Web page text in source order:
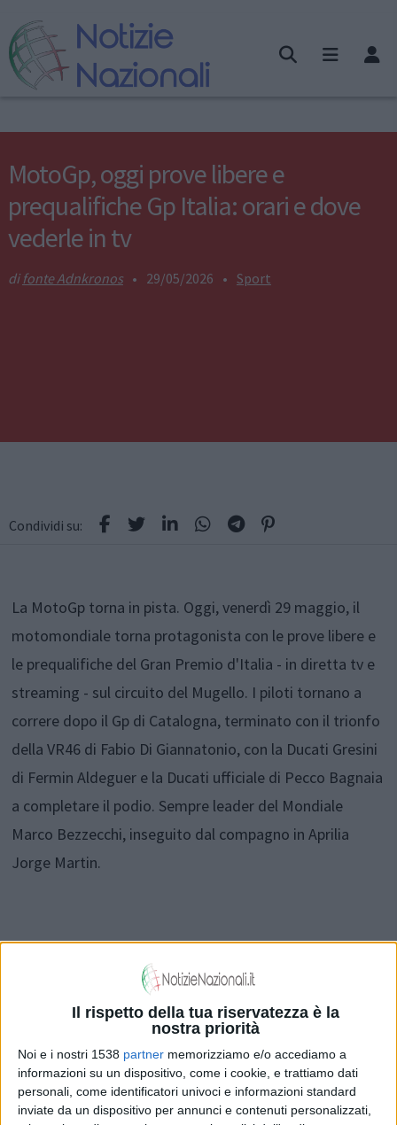
Il rispetto della tua riservatezza è la
nostra priorità
Noi e i nostri 1538 partner memorizziamo e/o accediamo a
informazioni su un dispositivo, come i cookie, e trattiamo dati
personali, come identificatori univoci e informazioni standard
inviate da un dispositivo per annunci e contenuti personalizzati,
MotoGp, oggi prove libere e
prequalifiche Gp Italia: orari e dove
vederle in tv
fonte Adnkronos • 29/05/2026 • Sport
Condividi su:
La MotoGp torna in pista. Oggi, venerdì 29 maggio, il
motomondiale torna protagonista con le prove libere e
le prequalifiche del Gran Premio d'Italia - in diretta tv e
streaming - sul circuito del Mugello. I piloti tornano a
correre dopo il Gp di Catalogna, terminato con il trionfo
della VR46 di Fabio Di Giannatonio, con la Ducati Gresini
di Fermin Aldeguer e la Ducati ufficiale di Pecco Bagnaia
a completare il podio. Sempre leader del Mondiale
Marco Bezzecchi, inseguito dal compagno in Aprilia
Jorge Martin.
Le prove libere e le prequalifiche del Gran Premio d'Italia
di MotoGp sono in programma oggi, venerdì 29 maggio.
Per la prima sessione di prove libere l'appuntamento è
alle ore 10.45, mentre per le prequalifiche, che
determineranno chi volerà direttamente al Q2 nelle
qualifiche del sabato, si dovrà attendere le 15.